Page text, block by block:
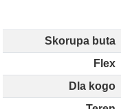
Skorupa buta
Flex
Dla kogo